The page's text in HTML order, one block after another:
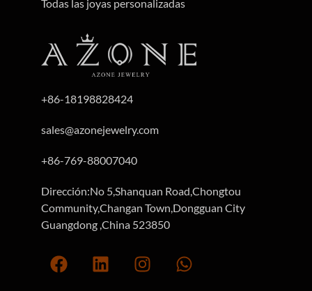
+86-18198828424
sales@azonejewelry.com
+86-769-88007040
Dirección:No 5,Shanquan Road,Chongtou
Community,Changan Town,Dongguan City
Guangdong ,China 523850
Todas las joyas personalizadas